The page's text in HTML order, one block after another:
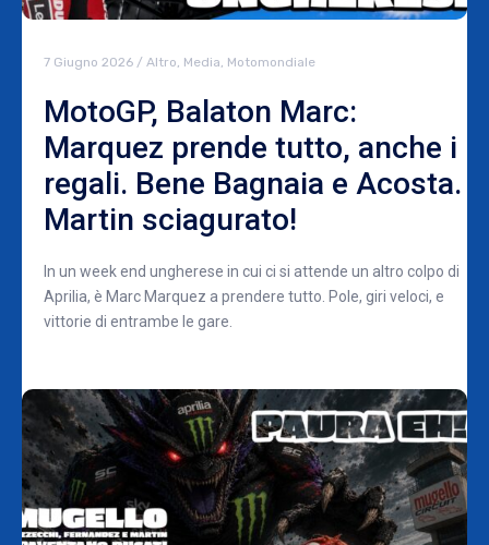
7 Giugno 2026 / Altro Media Motomondiale
MotoGP, Balaton Marc:
Marquez prende tutto, anche i
regali. Bene Bagnaia e Acosta.
Martin sciagurato!
In un week end ungherese in cui ci si attende un altro colpo di
Aprilia, è Marc Marquez a prendere tutto. Pole, giri veloci, e
vittorie di entrambe le gare.